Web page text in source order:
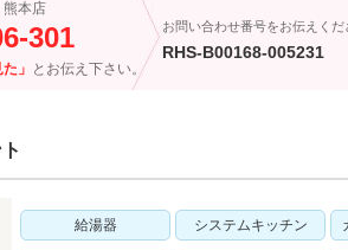
本店
301
」 とお伝え下さい。
お問い合わせ番号をお伝えくだ
RHS-B00168-005231
給湯器 システムキッチン